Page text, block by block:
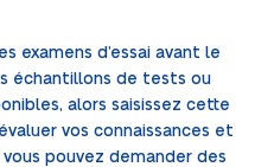
examens d’essai avant le
échantillons de tests ou
alors saisissez cette
vos connaissances et
pouvez demander des